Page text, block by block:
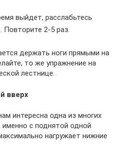
выйдет, расслабьтесь
Повторите 2-5 раз.
держать ноги прямыми на
то же упражнение на
лестнице.
вверх
интересна одна из многих
именно с поднятой одной
нагружает нижние